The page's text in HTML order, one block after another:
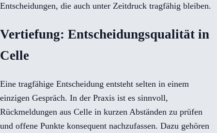
Entscheidungen, die auch unter Zeitdruck tragfähig bleiben.
Vertiefung: Entscheidungsqualität in
Celle
Eine tragfähige Entscheidung entsteht selten in einem
einzigen Gespräch. In der Praxis ist es sinnvoll,
Rückmeldungen aus Celle in kurzen Abständen zu prüfen
und offene Punkte konsequent nachzufassen. Dazu gehören